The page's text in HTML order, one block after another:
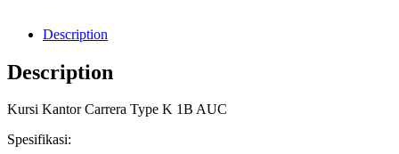
Description
Description
Kursi Kantor Carrera Type K 1B AUC
Spesifikasi: